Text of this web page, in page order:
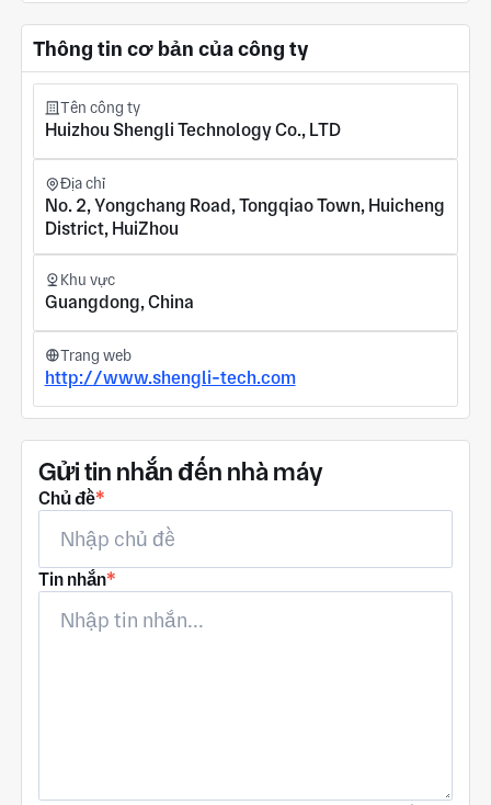
Đăng ký tài khoản
Thông tin cơ bản của công ty
Tên công ty
Huizhou Shengli Technology Co., LTD
Địa chỉ
No. 2, Yongchang Road, Tongqiao Town, Huicheng
District, HuiZhou
Khu vực
Guangdong, China
Trang web
http://www.shengli-tech.com
Gửi tin nhắn đến nhà máy
Chủ đề*
Tin nhắn*